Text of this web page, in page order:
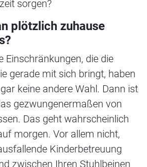
sorgen?
plötzlich zuhause
Einschränkungen, die die
gerade mit sich bringt, haben
keine andere Wahl. Dann ist
gezwungenermaßen von
Das geht wahrscheinlich
morgen. Vor allem nicht,
Kinderbetreuung
zwischen Ihren Stuhlbeinen